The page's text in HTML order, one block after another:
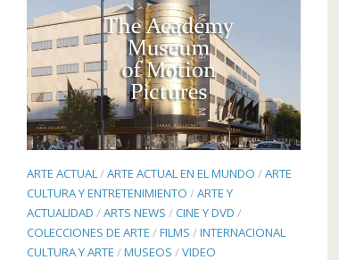
ARTE ACTUAL/ARTE ACTUAL EN EL MUNDO /ARTE
CULTURA Y ENTRETENIMIENTO /ARTE Y
ACTUALIDAD /ARTS NEWS /CINE Y DVD /
COLECCIONES DE ARTE /FILMS /INTERNACIONAL
CULTURA Y ARTE /MUSEOS /VIDEO